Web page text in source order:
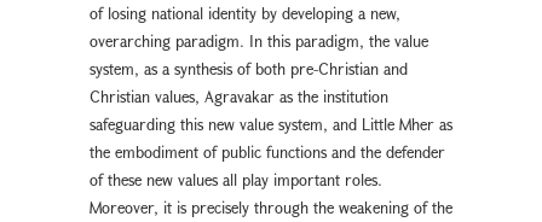
of losing national identity by developing a new,
overarching paradigm. In this paradigm, the value
system, as a synthesis of both pre-Christian and
Christian values, Agravakar as the institution
safeguarding this new value system, and Little Mher as
the embodiment of public functions and the defender
of these new values all play important roles.
Moreover, it is precisely through the weakening of the